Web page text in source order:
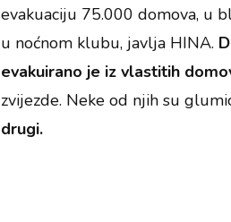
evakuaciju 75.000 domova, u
u noćnom klubu, javlja HINA.
evakuirano je iz vlastitih
zvijezde. Neke od njih su
drugi.